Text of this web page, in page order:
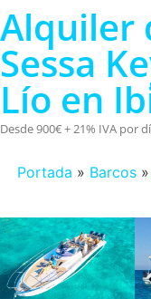
Alquiler
Sessa
Lío en
Desde 900€ + 21% IVA por
Portada » Barcos »